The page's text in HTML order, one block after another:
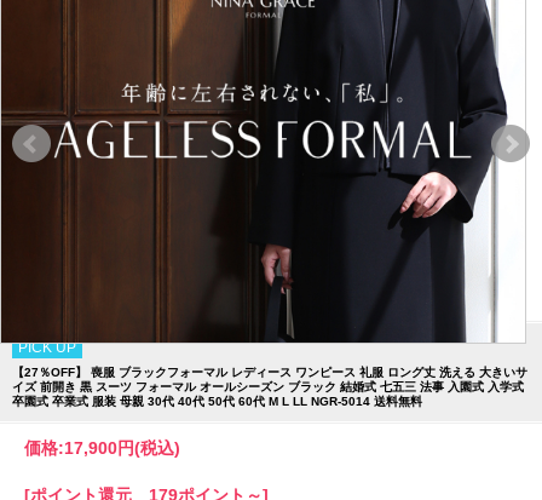
PICK UP
【27％OFF】 喪服 ブラックフォーマル レディース ワンピース 礼服 ロング丈 洗える 大きいサ
イズ 前開き 黒 スーツ フォーマル オールシーズン ブラック 結婚式 七五三 法事 入園式 入学式
卒園式 卒業式 服装 母親 30代 40代 50代 60代 M L LL NGR-5014 送料無料
価格:17,900円(税込)
[ポイント還元 179ポイント～]